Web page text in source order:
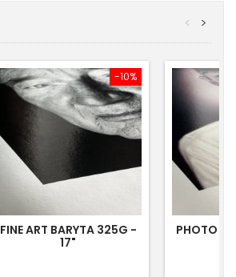
>
<
-10%
FINE ART BARYTA 325G -
17"
PHOTO